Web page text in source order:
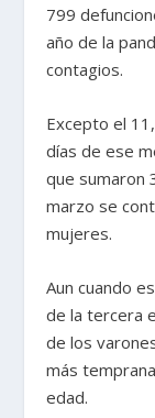
799
año de la
contagios.
Excepto el
días de ese
que sumaron
marzo se
mujeres.
Aun cuando
de la tercera
de los
más
edad.